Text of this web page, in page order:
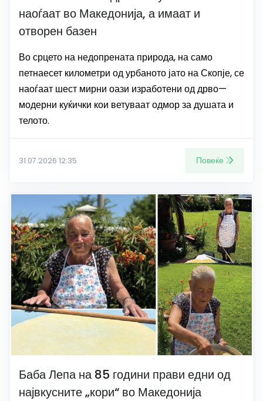
наоѓаат во Македонија, а имаат и
отворен базен
Во срцето на недопрената природа, на само
петнаесет километри од урбаното јато на Скопје, се
наоѓаат шест мирни оази изработени од дрво—
модерни куќички кои ветуваат одмор за душата и
телото.
31.07.2026 12:35 Повеќе
Баба Лепа на 85 години прави едни од
највкусните „кори“ во Македонија